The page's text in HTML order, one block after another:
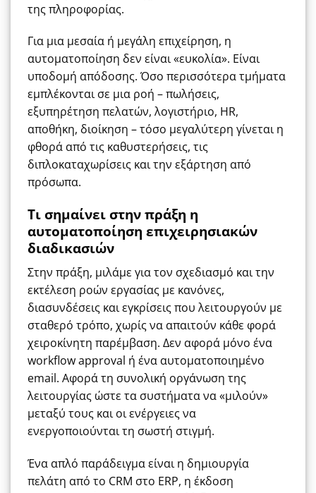
της πληροφορίας.
Για μια μεσαία ή μεγάλη επιχείρηση, η
αυτοματοποίηση δεν είναι «ευκολία». Είναι
υποδομή απόδοσης. Όσο περισσότερα τμήματα
εμπλέκονται σε μια ροή – πωλήσεις,
εξυπηρέτηση πελατών, λογιστήριο, HR,
αποθήκη, διοίκηση – τόσο μεγαλύτερη γίνεται η
φθορά από τις καθυστερήσεις, τις
διπλοκαταχωρίσεις και την εξάρτηση από
πρόσωπα.
Τι σημαίνει στην πράξη η
αυτοματοποίηση επιχειρησιακών
διαδικασιών
Στην πράξη, μιλάμε για τον σχεδιασμό και την
εκτέλεση ροών εργασίας με κανόνες,
διασυνδέσεις και εγκρίσεις που λειτουργούν με
σταθερό τρόπο, χωρίς να απαιτούν κάθε φορά
χειροκίνητη παρέμβαση. Δεν αφορά μόνο ένα
workflow approval ή ένα αυτοματοποιημένο
email. Αφορά τη συνολική οργάνωση της
λειτουργίας ώστε τα συστήματα να «μιλούν»
μεταξύ τους και οι ενέργειες να
ενεργοποιούνται τη σωστή στιγμή.
Ένα απλό παράδειγμα είναι η δημιουργία
πελάτη από το CRM στο ERP, η έκδοση